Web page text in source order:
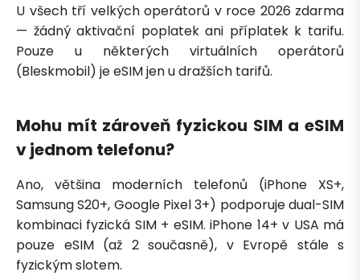
U všech tří velkých operátorů v roce 2026 zdarma
— žádný aktivační poplatek ani příplatek k tarifu.
Pouze u některých virtuálních operátorů
(Bleskmobil) je eSIM jen u dražších tarifů.
Mohu mít zároveň fyzickou SIM a eSIM
v jednom telefonu?
Ano, většina moderních telefonů (iPhone XS+,
Samsung S20+, Google Pixel 3+) podporuje dual-SIM
kombinaci fyzická SIM + eSIM. iPhone 14+ v USA má
pouze eSIM (až 2 současně), v Evropě stále s
fyzickým slotem.